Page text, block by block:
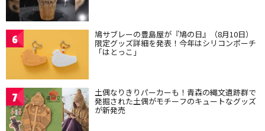
6 鳩サブレーの豊島屋が『鳩の日』（8月10日）
限定グッズ詳細を発表！今年はシリコンポーチ
「はとっこ」
7 土偶なりきりパーカーも！青森の縄文遺跡群で
発掘された土偶がモチーフのキュートなグッズ
が新発売